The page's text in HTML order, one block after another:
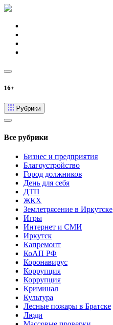
16+
Рубрики
Все рубрики
Бизнес и предприятия
Благоустройство
Город должников
День для себя
ДТП
ЖКХ
Землетрясение в Иркутске
Игры
Интернет и СМИ
Иркутск
Капремонт
КоАП РФ
Коронавирус
Коррупция
Коррупция
Криминал
Культура
Лесные пожары в Братске
Люди